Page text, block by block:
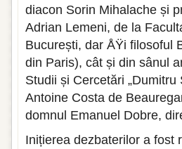
diacon Sorin Mihalache și
Adrian Lemeni, de la
București, dar ÅŸi filosoful
din Paris), cât și din sânul
Studii și Cercetări
Antoine Costa de
domnul Emanuel Dobre,
Inițierea dezbaterilor a fost